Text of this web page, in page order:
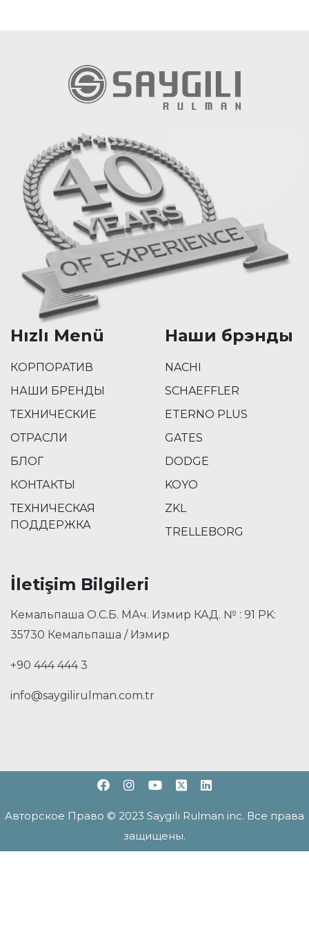
Hızlı Menü
КОРПОРАТИВ
НАШИ БРЕНДЫ
ТЕХНИЧЕСКИЕ
ОТРАСЛИ
БЛОГ
КОНТАКТЫ
ТЕХНИЧЕСКАЯ
ПОДДЕРЖКА
Наши брэнды
NACHI
SCHAEFFLER
ETERNO PLUS
GATES
DODGE
KOYO
ZKL
TRELLEBORG
İletişim Bilgileri
Кемальпаша О.С.Б. МАч. Измир КАД. № : 91 PK:
35730 Кемальпаша / Измир
+90 444 444 3
info@saygilirulman.com.tr
Авторское Право © 2023 Saygılı Rulman inc. Все права
защищены.